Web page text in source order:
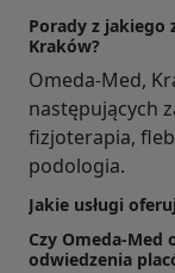
Porady z jakiego
Kraków?
Omeda-Med,
następujących
fizjoterapia,
podologia.
Jakie usługi
Czy Omeda-
odwiedzenia